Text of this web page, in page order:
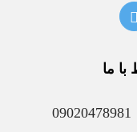
با ما
09020478981